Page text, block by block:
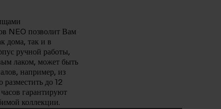
NEO позволит Вам
дома, так и в
ручной работы,
лаком, может быть
например, из
до 12
гарантируют
коллекции.